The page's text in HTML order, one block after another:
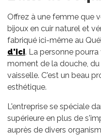
Offrez à une femme que
bijoux en cuir naturel et
fabriqué ici-même au
d'ici. La personne
moment de la douche,
vaisselle. C'est un beau
esthétique.
L'entreprise se spéciale
supérieure en plus de
auprès de divers